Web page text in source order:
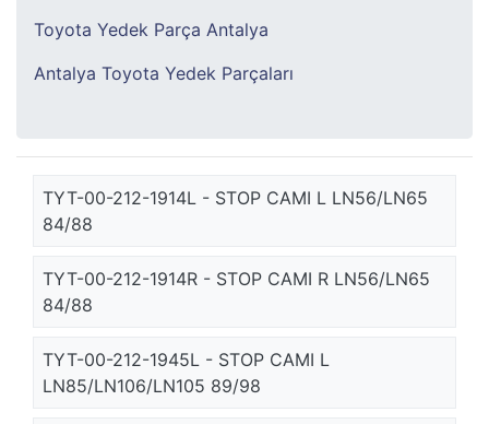
Toyota Yedek Parça Antalya
Antalya Toyota Yedek Parçaları
TYT-00-212-1914L - STOP CAMI L LN56/LN65
84/88
TYT-00-212-1914R - STOP CAMI R LN56/LN65
84/88
TYT-00-212-1945L - STOP CAMI L
LN85/LN106/LN105 89/98